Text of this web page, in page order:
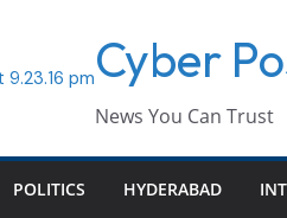
Cyber
News You Can Trust
POLITICS HYDERABAD